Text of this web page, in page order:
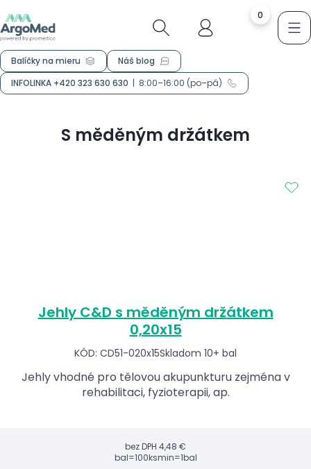
0
Balíčky na mieru
Náš blog
INFOLINKA +420 323 630 630 | 8:00–16:00 (po–pá)
S měděným držátkem
Jehly C&D s měděným držátkem
0,20x15
KÓD: CD51-020x15Skladom 10+ bal
Jehly vhodné pro tělovou akupunkturu zejména v
rehabilitaci, fyzioterapii, ap.
bez DPH 4,48 €
bal=100ksmin=1bal